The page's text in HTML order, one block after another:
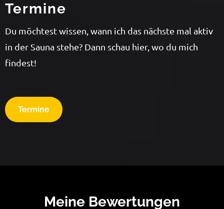
Termine
Du möchtest wissen, wann ich das nächste mal aktiv
in der Sauna stehe? Dann schau hier, wo du mich
findest!
Termine
Meine Bewertungen